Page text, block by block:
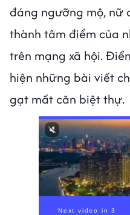
đáng ngưỡng mộ, nữ
thành tâm điểm của
trên mạng xã hội.
hiện những bài viết
gạt mất căn biệt thự.